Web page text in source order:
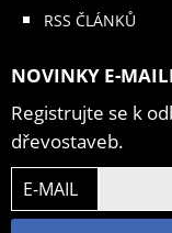
RSS ČLÁNKŮ
NOVINKY E-
Registrujte se k
dřevostaveb.
E-MAIL